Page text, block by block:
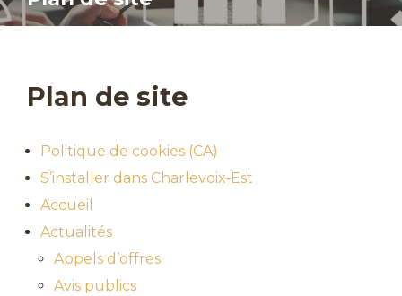
Plan de site
Politique de cookies (CA)
S’installer dans Charlevoix‑Est
Accueil
Actualités
Appels d’offres
Avis publics